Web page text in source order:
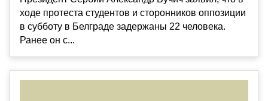
ходе протеста студентов и сторонников оппозиции
в субботу в Белграде задержаны 22 человека.
Ранее он с...